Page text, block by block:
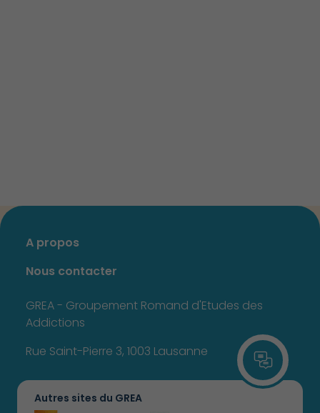
A propos
Nous contacter
GREA - Groupement Romand d'Etudes des
Addictions
Rue Saint-Pierre 3, 1003 Lausanne
Autres sites du GREA